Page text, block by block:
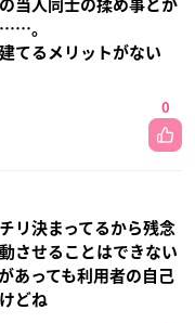
当人同士の揉め事とか
。
てるメリットがない
0
リ決まってるから残念
させることはできない
あっても利用者の自己
どね